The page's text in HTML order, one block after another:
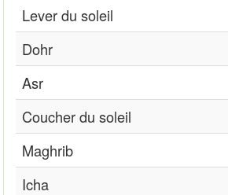
Lever du soleil
Dohr
Asr
Coucher du soleil
Maghrib
Icha